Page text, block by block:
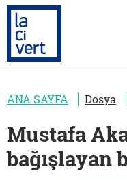
ANA SAYFA Dosya
Mustafa
bağışlayan